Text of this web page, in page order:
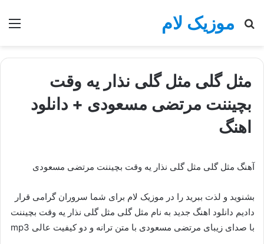
موزیک لام
جستجو
مثل گلی مثل گلی نذار یه وقت
بچیننت مرتضی مسعودی + دانلود
اهنگ
آهنگ مثل گلی مثل گلی نذار یه وقت بچیننت مرتضی مسعودی
بشنوید و لذت ببرید را در موزیک لام برای شما سروران گرامی قرار
دادیم دانلود اهنگ جدید به نام مثل گلی مثل گلی نذار یه وقت بچیننت
با صدای زیبای مرتضی مسعودی با متن ترانه و دو کیفیت عالی mp3